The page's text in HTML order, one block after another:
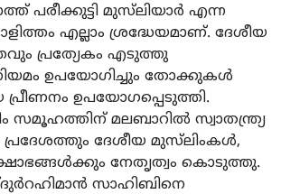
പരീക്കുട്ടി മുസ്‌ലിയാർ എന്ന
എല്ലാം ശ്രദ്ധേയമാണ്. ദേശീയ
പ്രത്യേകം എടുത്തു
ഉപയോഗിച്ചും തോക്കുകൾ
ഉപയോഗപ്പെടുത്തി.
സമൂഹത്തിന് മലബാറിൽ സ്വാതന്ത്ര്യ
ദേശീയ മുസ്‌ലിംകൾ,
നേതൃത്വം കൊടുത്തു.
സാഹിബിനെ